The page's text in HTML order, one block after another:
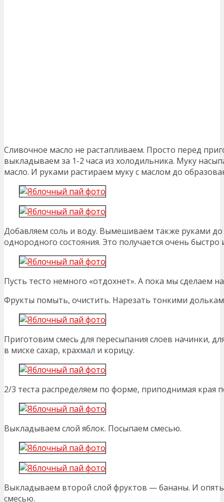
Сливочное масло не растапливаем. Просто перед
выкладываем за 1-2 часа из холодильника. Муку
масло. И руками растираем муку с маслом до
Добавляем соль и воду. Вымешиваем также руками до
однородного состояния. Это получается очень быстро
Пусть тесто немного «отдохнет». А пока мы сделаем
Фрукты помыть, очистить. Нарезать тонкими
Приготовим смесь для пересыпания слоев начинки,
в миске сахар, крахмал и корицу.
2/3 теста распределяем по форме, приподнимая края
Выкладываем слой яблок. Посыпаем смесью.
Выкладываем второй слой фруктов — бананы. И
смесью.